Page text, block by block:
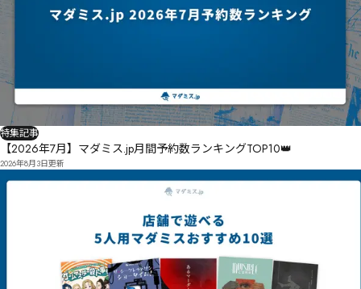
特集記事
【2026年7月】マダミス.jp月間予約数ランキングTOP10👑
2026年8月3日更新